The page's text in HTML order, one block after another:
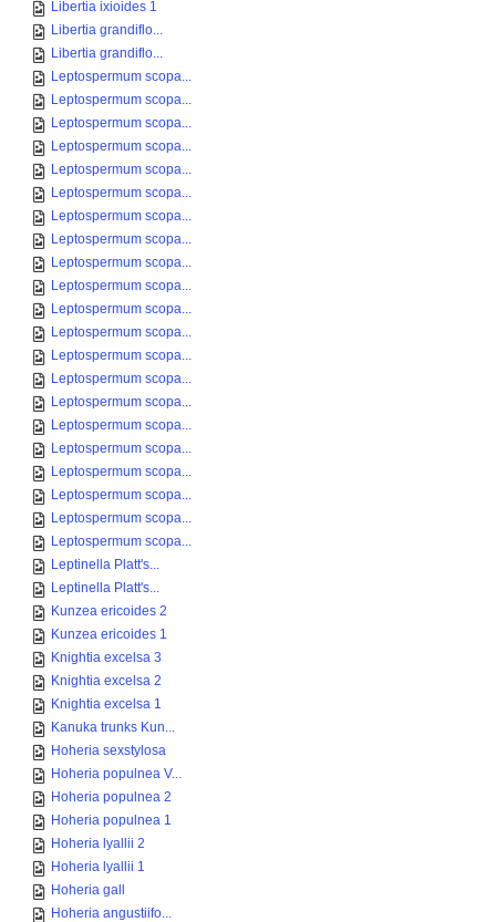
Libertia ixioides 1
Libertia grandiflo...
Libertia grandiflo...
Leptospermum scopa...
Leptospermum scopa...
Leptospermum scopa...
Leptospermum scopa...
Leptospermum scopa...
Leptospermum scopa...
Leptospermum scopa...
Leptospermum scopa...
Leptospermum scopa...
Leptospermum scopa...
Leptospermum scopa...
Leptospermum scopa...
Leptospermum scopa...
Leptospermum scopa...
Leptospermum scopa...
Leptospermum scopa...
Leptospermum scopa...
Leptospermum scopa...
Leptospermum scopa...
Leptospermum scopa...
Leptospermum scopa...
Leptinella Platt's...
Leptinella Platt's...
Kunzea ericoides 2
Kunzea ericoides 1
Knightia excelsa 3
Knightia excelsa 2
Knightia excelsa 1
Kanuka trunks Kun...
Hoheria sexstylosa
Hoheria populnea V...
Hoheria populnea 2
Hoheria populnea 1
Hoheria lyallii 2
Hoheria lyallii 1
Hoheria gall
Hoheria angustiifo...